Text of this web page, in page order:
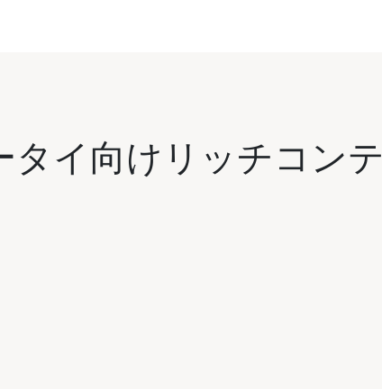
タイ向けリッチコン